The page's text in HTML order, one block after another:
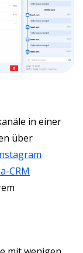
in einer
über
CRM